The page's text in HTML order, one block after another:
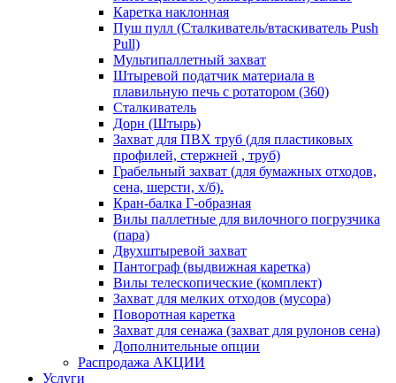
Каретка наклонная
Пуш пулл (Сталкиватель/втаскиватель Push
Pull)
Мультипаллетный захват
Штыревой податчик материала в
плавильную печь с ротатором (360)
Сталкиватель
Дорн (Штырь)
Захват для ПВХ труб (для пластиковых
профилей, стержней , труб)
Грабельный захват (для бумажных отходов,
сена, шерсти, х/б).
Кран-балка Г-образная
Вилы паллетные для вилочного погрузчика
(пара)
Двухштыревой захват
Пантограф (выдвижная каретка)
Вилы телескопические (комплект)
Захват для мелких отходов (мусора)
Поворотная каретка
Захват для сенажа (захват для рулонов сена)
Дополнительные опции
Распродажа АКЦИИ
Услуги